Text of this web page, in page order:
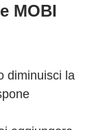
MOBI
diminuisci la